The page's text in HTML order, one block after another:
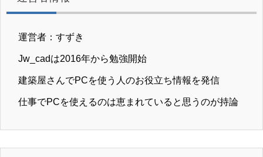
運営者：すずき
Jw_cadは2016年から勉強開始
建築屋さんでPCを使う人のお役立ち情報を発信
仕事でPCを使えるのは恵まれていると思うのが持論